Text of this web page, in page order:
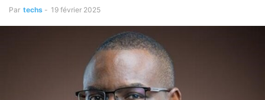
Par techs - 19 février 2025